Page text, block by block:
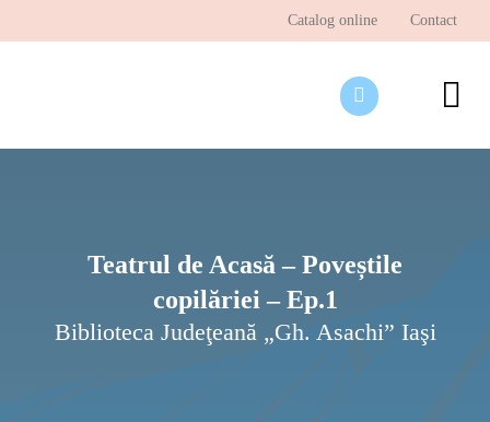
Catalog online Contact
Teatrul de Acasă – Poveștile
copilăriei – Ep.1
Biblioteca Judeţeană „Gh. Asachi” Iaşi